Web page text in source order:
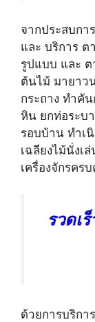
จากประสบกา
และ บริการ ต
รูปแบบ และ ต
ต้นไม้ มายาว
กระถาง ทำคั
หิน ยกท่อระบ
รอบบ้าน ทำเ
เฉลียงไม้นั่ง
เครื่องจักรคร
รวดเ
ด้วยการบริกา